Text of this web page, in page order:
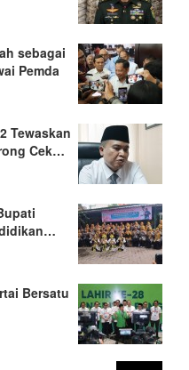
sebagai
Pemda
Tewaskan
Cek…
Bersatu